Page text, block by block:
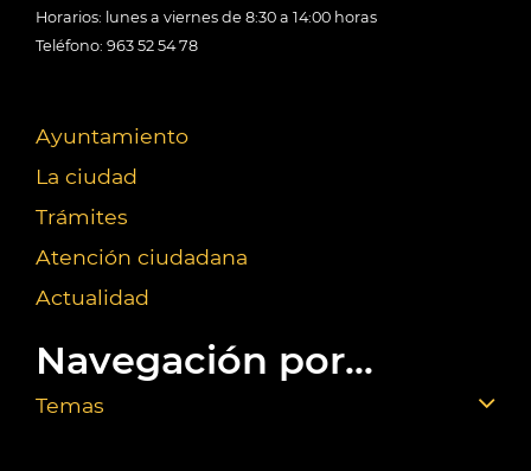
Horarios: lunes a viernes de 8:30 a 14:00 horas
Teléfono: 963 52 54 78
Ayuntamiento
La ciudad
Trámites
Atención ciudadana
Actualidad
Navegación por...
Temas